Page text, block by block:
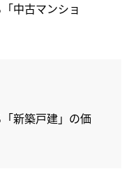
中古マンショ
新築戸建」の価